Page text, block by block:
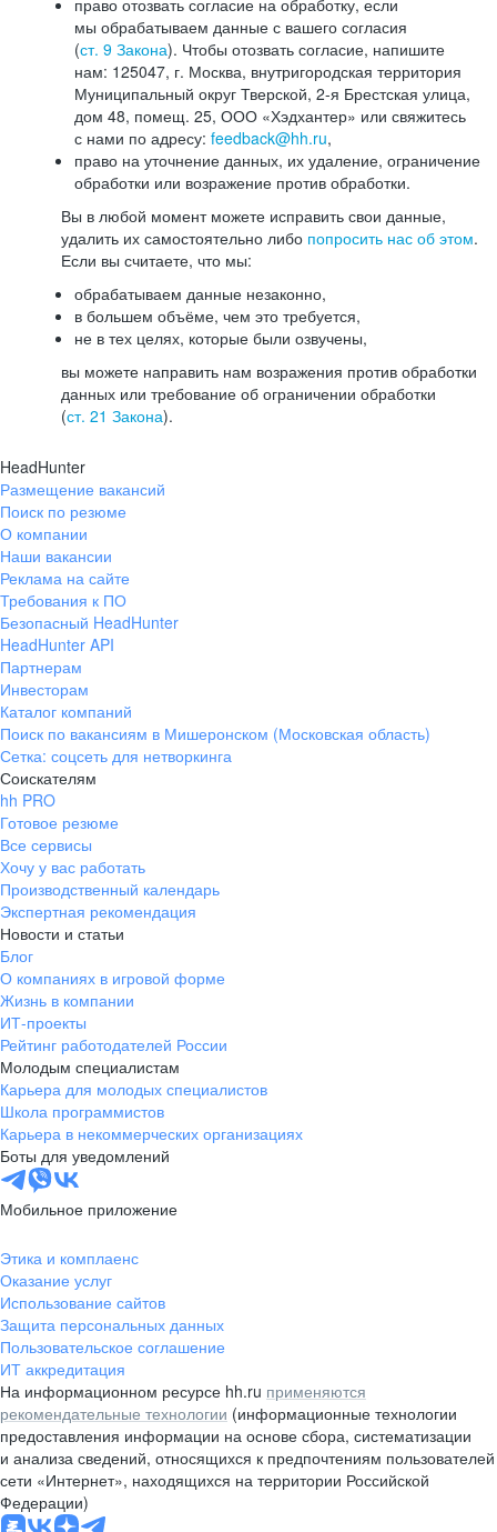
право отозвать согласие на обработку, если
мы обрабатываем данные с вашего согласия
(ст. 9 Закона). Чтобы отозвать согласие, напишите
нам: 125047, г. Москва, внутригородская территория
Муниципальный округ Тверской, 2-я Брестская улица,
дом 48, помещ. 25, ООО «Хэдхантер» или свяжитесь
с нами по адресу: feedback@hh.ru,
право на уточнение данных, их удаление, ограничение
обработки или возражение против обработки.
Вы в любой момент можете исправить свои данные,
удалить их самостоятельно либо попросить нас об этом.
Если вы считаете, что мы:
обрабатываем данные незаконно,
в большем объёме, чем это требуется,
не в тех целях, которые были озвучены,
вы можете направить нам возражения против обработки
данных или требование об ограничении обработки
(ст. 21 Закона).
HeadHunter
Размещение вакансий
Поиск по резюме
О компании
Наши вакансии
Реклама на сайте
Требования к ПО
Безопасный HeadHunter
HeadHunter API
Партнерам
Инвесторам
Каталог компаний
Поиск по вакансиям в Мишеронском (Московская область)
Сетка: соцсеть для нетворкинга
Соискателям
hh PRO
Готовое резюме
Все сервисы
Хочу у вас работать
Производственный календарь
Экспертная рекомендация
Новости и статьи
Блог
О компаниях в игровой форме
Жизнь в компании
ИТ-проекты
Рейтинг работодателей России
Молодым специалистам
Карьера для молодых специалистов
Школа программистов
Карьера в некоммерческих организациях
Боты для уведомлений
Мобильное приложение
Этика и комплаенс
Оказание услуг
Использование сайтов
Защита персональных данных
Пользовательское соглашение
ИТ аккредитация
На информационном ресурсе hh.ru применяются
рекомендательные технологии (информационные технологии
предоставления информации на основе сбора, систематизации
и анализа сведений, относящихся к предпочтениям пользователей
сети «Интернет», находящихся на территории Российской
Федерации)